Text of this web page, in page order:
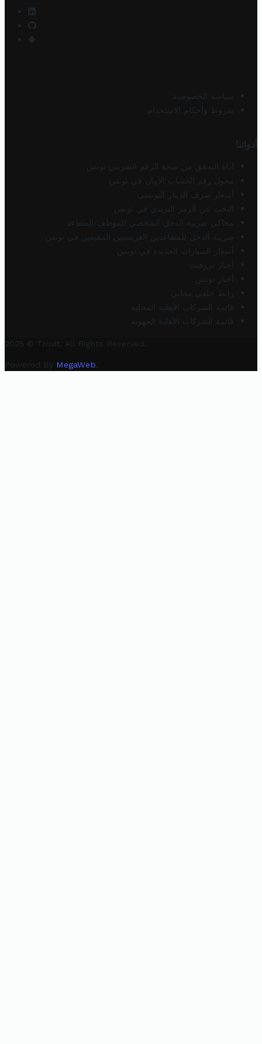
سياسة الخصوصية
شروط وأحكام الاستخدام
أدواتنا
أداة التحقق من صحة الرقم الضريبي تونس
محول رقم الحساب الآيبان في تونس
أسعار صرف الدينار التونسي
البحث عن الرمز البريدي في تونس
محاكي ضريبة الدخل الشخصي للموظف/المتقاعد
ضريبة الدخل للمتقاعدين الفرنسيين المقيمين في تونس
أسعار السيارات الجديدة في تونس
أخبار تروفيت
أخبار تونس
رابط خلفي مجاني
قائمة الشركات الأهلية المحلية
قائمة الشركات الأهلية الجهوية
2025 © Trovit. All Rights Reserved.
Powered By MegaWeb